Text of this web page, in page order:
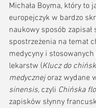
Michała Boyma, który to
europejczyk w bardzo
naukowy sposób zapisał
spostrzeżenia na temat
medycyny i stosowanych
lekarstw (Klucz do
medycznej oraz wydane
sinensis, czyli Chińska
zapisków słynny